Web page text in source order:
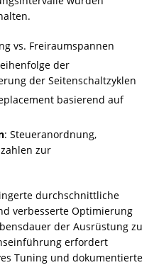
vs. Freiraumspannen
der
der Seitenschaltzyklen
basierend auf
: Steueranordnung,
zur
durchschnittliche
verbesserte Optimierung
der Ausrüstung zu
erfordert
Tuning und dokumentierte